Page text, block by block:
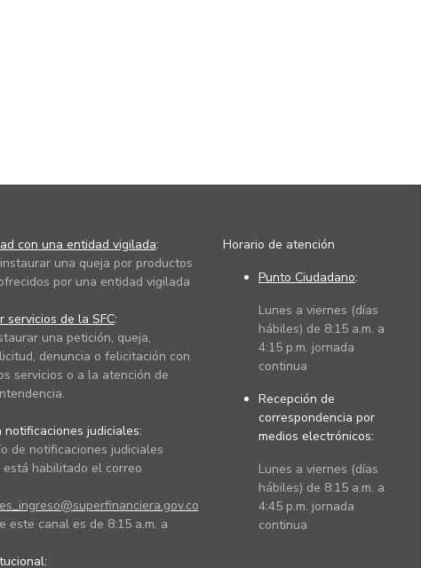
con una entidad vigilada:
una queja por productos
por una entidad vigilada
servicios de la SFC:
una petición, queja,
denuncia o felicitación con
servicios o a la atención de
notificaciones judiciales:
de notificaciones judiciales
está habilitado el correo
este canal es de 8:15 a.m. a
Horario de atención
Punto Ciudadano:
Lunes a viernes (días
hábiles) de 8:15 a.m. a
4:15 p.m. jornada
continua
Recepción de
correspondencia por
medios electrónicos:
Lunes a viernes (días
hábiles) de 8:15 a.m. a
4:45 p.m. jornada
continua